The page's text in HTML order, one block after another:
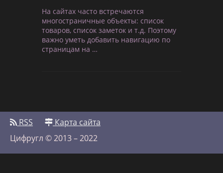
На сайтах часто встречаются
многостраничные объекты: список
товаров, список заметок и т.д. Поэтому
важно уметь добавить навигацию по
страницам на …
RSS
Карта сайта
Цифругл © 2013 – 2022